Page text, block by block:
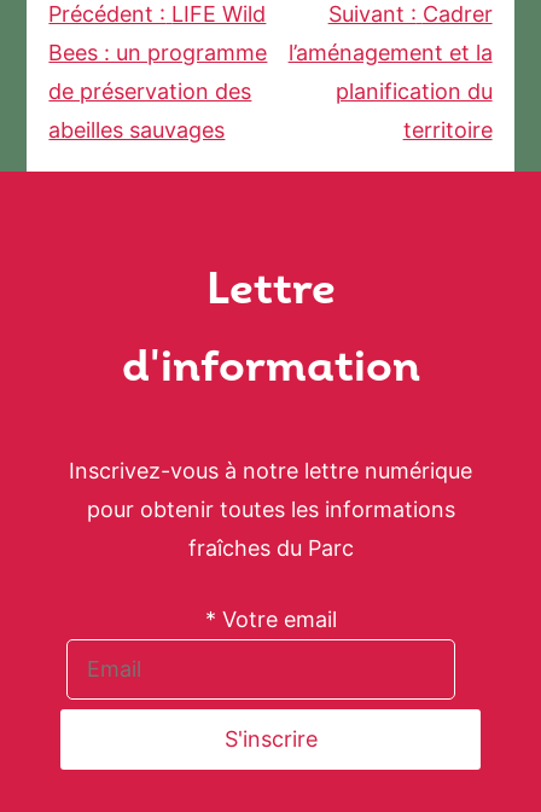
Navigation
de
Précédent : LIFE Wild
Bees : un programme
de préservation des
abeilles sauvages
Suivant : Cadrer
l’aménagement et la
planification du
territoire
Lettre
d'information
Inscrivez-vous à notre lettre numérique
pour obtenir toutes les informations
fraîches du Parc
* Votre email